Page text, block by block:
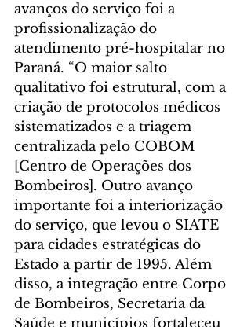
avanços do serviço foi a
profissionalização do
atendimento pré-hospitalar no
Paraná. “O maior salto
qualitativo foi estrutural, com a
criação de protocolos médicos
sistematizados e a triagem
centralizada pelo COBOM
[Centro de Operações dos
Bombeiros]. Outro avanço
importante foi a interiorização
do serviço, que levou o SIATE
para cidades estratégicas do
Estado a partir de 1995. Além
disso, a integração entre Corpo
de Bombeiros, Secretaria da
Saúde e municípios fortaleceu